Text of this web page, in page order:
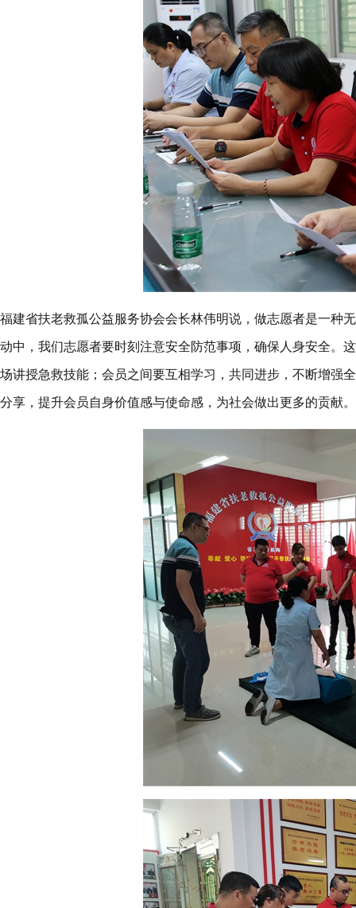
福建省扶老救孤公益服务协会会长林伟明说，做志愿者是一种
动中，我们志愿者要时刻注意安全防范事项，确保人身安全。
场讲授急救技能；会员之间要互相学习，共同进步，不断增强
分享，提升会员自身价值感与使命感，为社会做出更多的贡献。